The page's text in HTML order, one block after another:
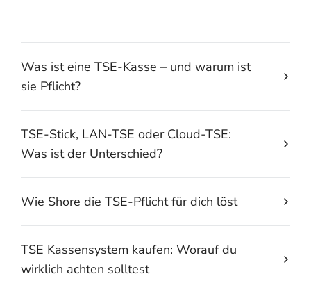
Was ist eine TSE-Kasse – und warum ist
sie Pflicht?
TSE-Stick, LAN-TSE oder Cloud-TSE:
Was ist der Unterschied?
Wie Shore die TSE-Pflicht für dich löst
TSE Kassensystem kaufen: Worauf du
wirklich achten solltest